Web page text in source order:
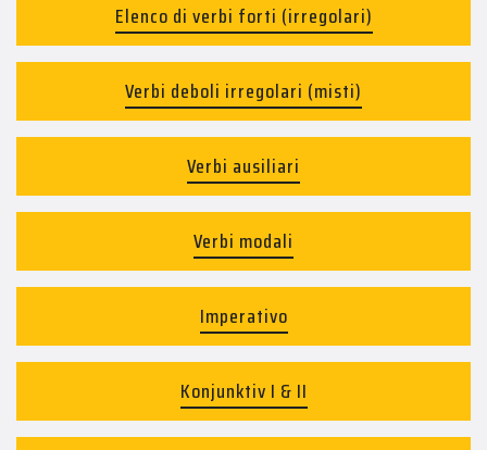
Elenco di verbi forti (irregolari)
Verbi deboli irregolari (misti)
Verbi ausiliari
Verbi modali
Imperativo
Konjunktiv I & II